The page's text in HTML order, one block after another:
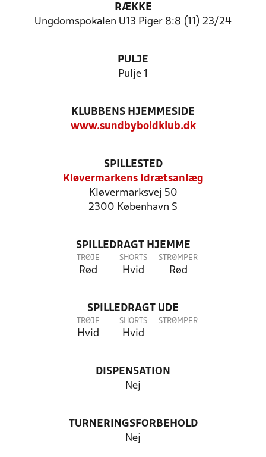
RÆKKE
Ungdomspokalen U13 Piger 8:8 (11) 23/24
PULJE
Pulje 1
KLUBBENS HJEMMESIDE
www.sundbyboldklub.dk
SPILLESTED
Kløvermarkens Idrætsanlæg
Kløvermarksvej 50
2300 København S
SPILLEDRAGT HJEMME
TRØJE
Rød
SHORTS
Hvid
STRØMPER
Rød
SPILLEDRAGT UDE
TRØJE
Hvid
SHORTS
Hvid
STRØMPER
DISPENSATION
Nej
TURNERINGSFORBEHOLD
Nej